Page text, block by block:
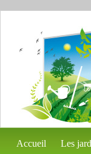
Accueil Les